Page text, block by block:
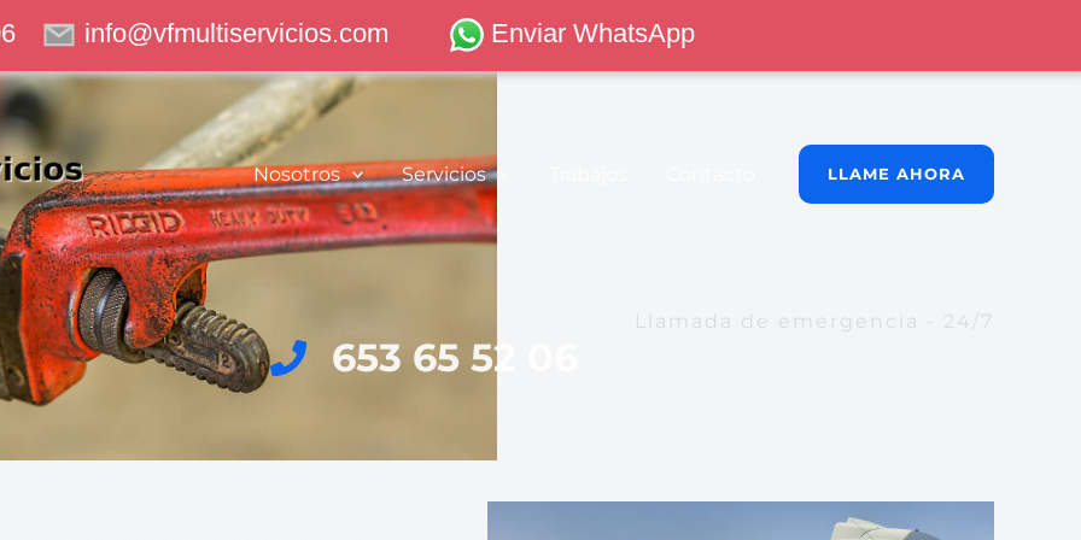
info@vfmultiservicios.com Enviar WhatsApp
Nosotros Servicios LLAME AHORA
Llamada de emergencia - 24/7
653 65 52 06